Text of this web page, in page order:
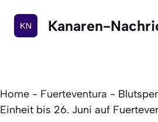
Inhalt
springen
Kanaren-
Home - Fuerteventura -
Einheit bis 26. Juni auf